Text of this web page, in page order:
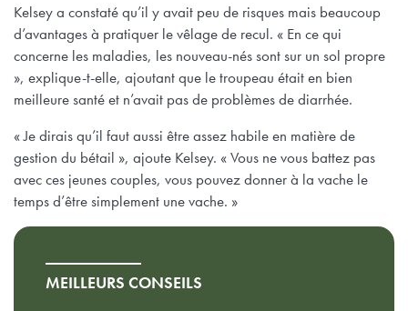
Kelsey a constaté qu’il y avait peu de risques mais beaucoup
d’avantages à pratiquer le vêlage de recul. « En ce qui
concerne les maladies, les nouveau-nés sont sur un sol propre
», explique-t-elle, ajoutant que le troupeau était en bien
meilleure santé et n’avait pas de problèmes de diarrhée.
« Je dirais qu’il faut aussi être assez habile en matière de
gestion du bétail », ajoute Kelsey. « Vous ne vous battez pas
avec ces jeunes couples, vous pouvez donner à la vache le
temps d’être simplement une vache. »
MEILLEURS CONSEILS